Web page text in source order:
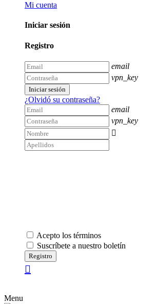
Mi cuenta
Iniciar sesión
Registro
email
vpn_key
Iniciar sesión
¿Olvidó su contraseña?
email
vpn_key

Acepto los términos
Suscríbete a nuestro boletín
Registro
Menu